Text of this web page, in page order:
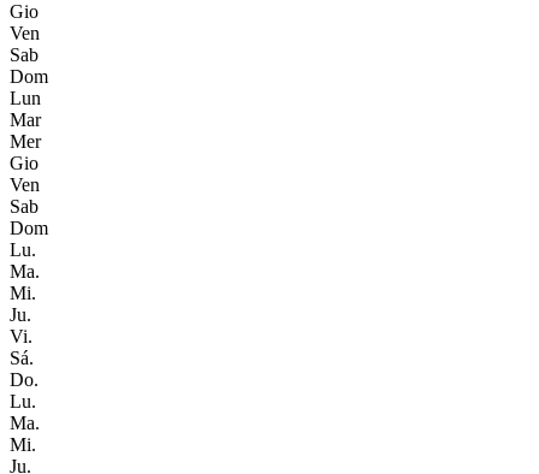
Gio
Ven
Sab
Dom
Lun
Mar
Mer
Gio
Ven
Sab
Dom
Lu.
Ma.
Mi.
Ju.
Vi.
Sá.
Do.
Lu.
Ma.
Mi.
Ju.